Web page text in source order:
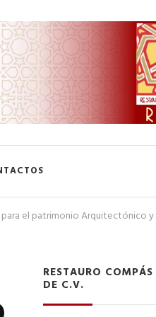
el patrimonio Arquitectónico
RESTAURO
DE C.V.